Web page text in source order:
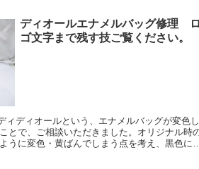
ディオールエナメルバッグ修理
ゴ文字まで残す技ご覧ください
ィディオールという、エナメルバッグが変色し
とで、ご相談いただきました。オリジナル時
うに変色・黄ばんでしまう点を考え、黒色に